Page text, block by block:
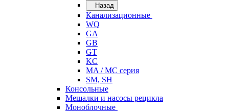
Назад
Канализационные
WQ
GA
GB
GT
KC
MA / MC серия
SM, SH
Консольные
Мешалки и насосы рецикла
Моноблочные